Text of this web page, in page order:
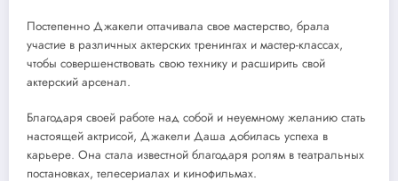
Постепенно Джакели оттачивала свое мастерство, брала
участие в различных актерских тренингах и мастер-классах,
чтобы совершенствовать свою технику и расширить свой
актерский арсенал.
Благодаря своей работе над собой и неуемному желанию стать
настоящей актрисой, Джакели Даша добилась успеха в
карьере. Она стала известной благодаря ролям в театральных
постановках, телесериалах и кинофильмах.